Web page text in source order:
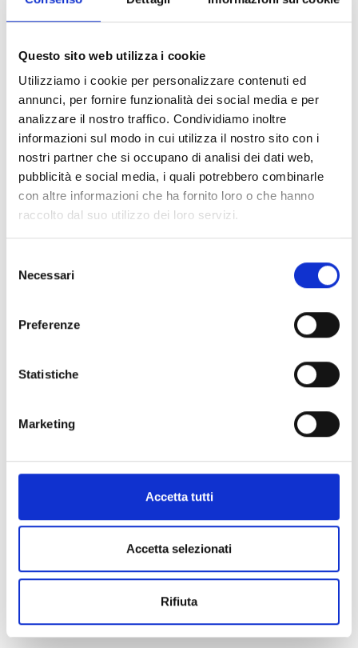
Questo sito web utilizza i cookie
Utilizziamo i cookie per personalizzare contenuti ed
annunci, per fornire funzionalità dei social media e per
analizzare il nostro traffico. Condividiamo inoltre
informazioni sul modo in cui utilizza il nostro sito con i
nostri partner che si occupano di analisi dei dati web,
pubblicità e social media, i quali potrebbero combinarle
con altre informazioni che ha fornito loro o che hanno
raccolto dal suo utilizzo dei loro servizi.
delNecessari
Preferenze
Statistiche
Marketing
Accetta tutti
Accetta selezionati
Rifiuta
della sicurezza alimentare e dei mezzi di sussistenza,
dell’acqua e igiene e della riduzione rischi disastri, negli
Stati del Nord Darfur, Kassala, Gedaref e Khartoum, e la
base operativa si trova a Port Sudan.
Per sostenere le attività di COOPI in Sudan, è possibile
fare unadonazione
approfondire la situazione umanitaria in Sudan:
13 novembre, Famiglia Cristiana, Sudan il genocidio
Radio Radicale - Spazio Transnazionale,
emergenza Sudan
1 novembre,Il Fatto Quotidiano: “Una violenza
Sudan devastato dalla guerra